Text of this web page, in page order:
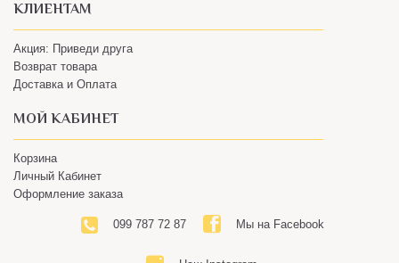
Акция: Приведи друга
Возврат товара
Доставка и Оплата
Корзина
Личный Кабинет
Оформление заказа